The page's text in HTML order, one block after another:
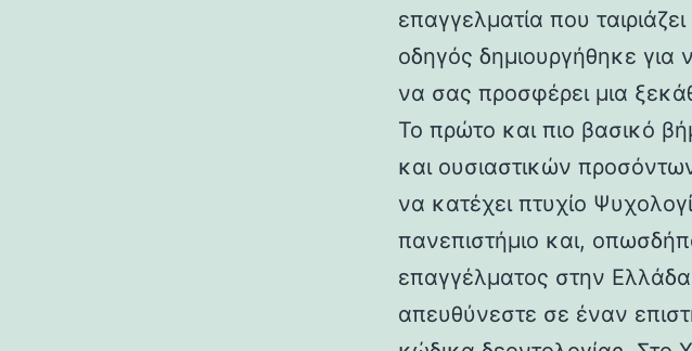
επαγγελματία που
οδηγός δημιουργήθηκε για
να σας προσφέρει μια
Το πρώτο και πιο βασικό
και ουσιαστικών
να κατέχει πτυχίο
πανεπιστήμιο και,
επαγγέλματος στην
απευθύνεστε σε έναν